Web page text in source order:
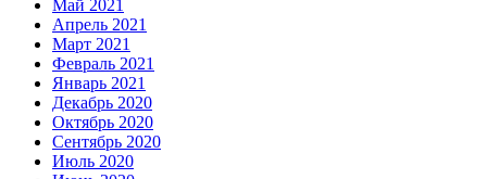
Май 2021
Апрель 2021
Март 2021
Февраль 2021
Январь 2021
Декабрь 2020
Октябрь 2020
Сентябрь 2020
Июль 2020